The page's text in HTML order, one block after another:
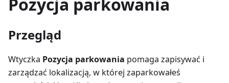
Pozycja parkowania
Przegląd
Wtyczka Pozycja parkowania pomaga zapisywać i
zarządzać lokalizacją, w której zaparkowałeś